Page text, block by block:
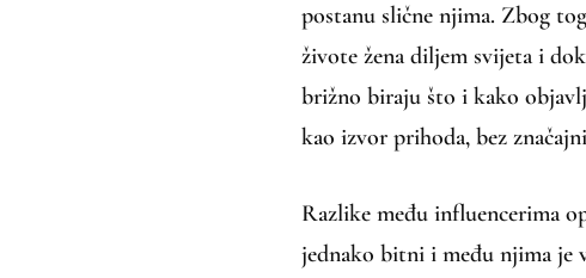
postanu slične njima. Zbog
živote žena diljem svijeta i
brižno biraju što i kako
kao izvor prihoda, bez
Razlike među influencerima
jednako bitni i među njima je